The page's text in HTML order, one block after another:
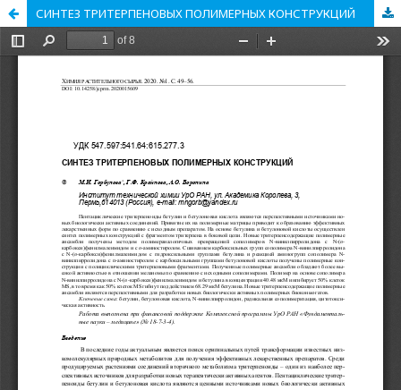
СИНТЕЗ ТРИТЕРПЕНОВЫХ ПОЛИМЕРНЫХ КОНСТРУКЦИЙ